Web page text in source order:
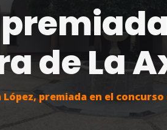
de La
López, premiada en el